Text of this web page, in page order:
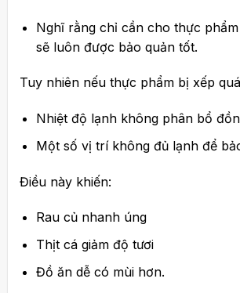
Nghĩ rằng chỉ cần cho thực
sẽ luôn được bảo quản tốt.
Tuy nhiên nếu thực phẩm bị xếp
Nhiệt độ lạnh không phân bổ
Một số vị trí không đủ lạnh để
Điều này khiến:
Rau củ nhanh úng
Thịt cá giảm độ tươi
Đồ ăn dễ có mùi hơn.